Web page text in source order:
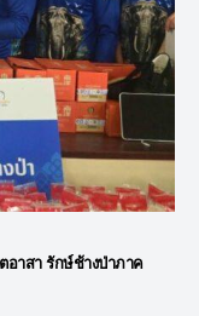
อาสา รักษ์ช้างป่าภาค